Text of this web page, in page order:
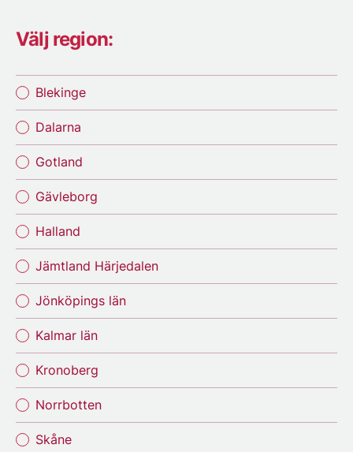
Välj region:
Blekinge
Dalarna
Gotland
Gävleborg
Halland
Jämtland Härjedalen
Jönköpings län
Kalmar län
Kronoberg
Norrbotten
Skåne